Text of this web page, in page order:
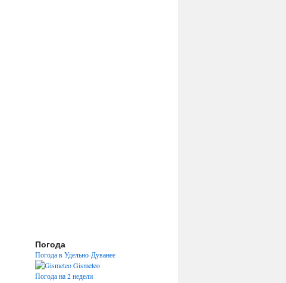
Погода
Погода в Удельно-Дуванее
Gismeteo
Погода на 2 недели